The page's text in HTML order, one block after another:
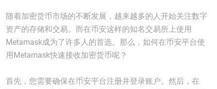
随着加密货币市场的不断发展，越来越多的人开始关注数字
资产的存储和交易。而在币安这样的知名交易所上使用
Metamask成为了许多人的首选。那么，如何在币安平台使
用Metamask快速接收加密货币呢？
首先，您需要确保在币安平台注册并登录账户。然后，在